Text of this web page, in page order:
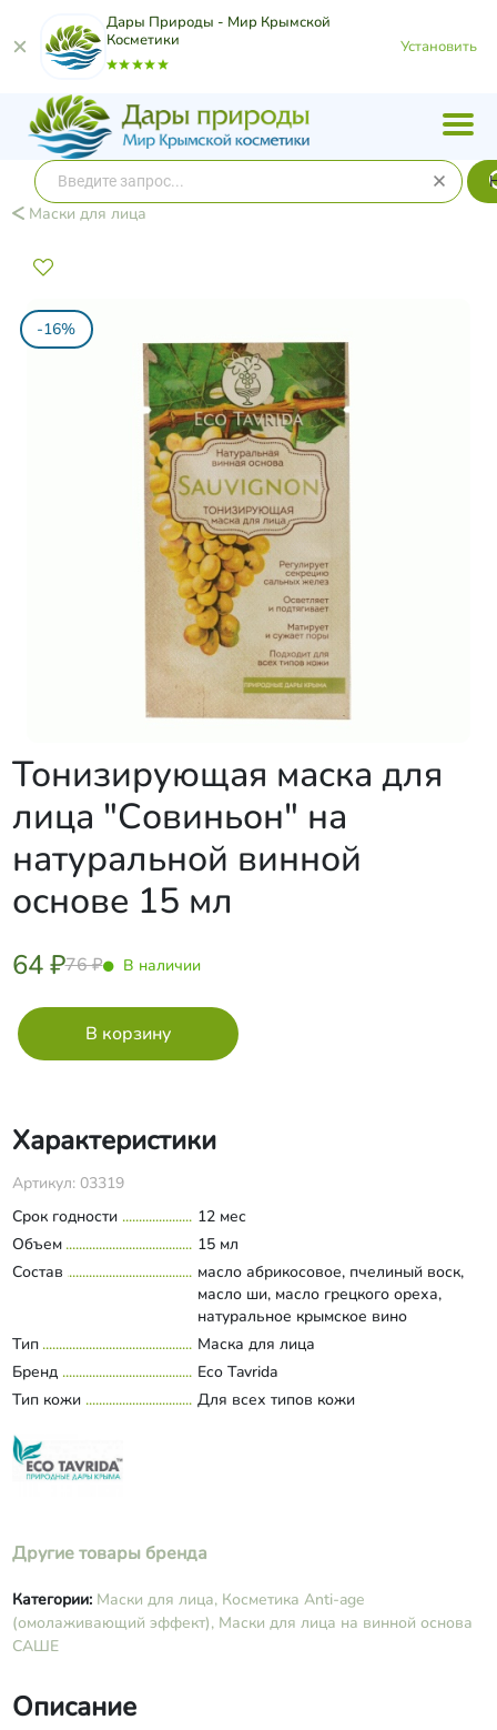
Дары Природы - Мир Крымской
Косметики
Установить
Маски для лица
-16%
Тонизирующая маска для
лица "Совиньон" на
натуральной винной
основе 15 мл
64 ₽76 ₽ В наличии
Характеристики
Артикул: 03319
Срок годности
12 мес
Объем
15 мл
Состав
масло абрикосовое, пчелиный воск,
масло ши, масло грецкого ореха,
натуральное крымское вино
«Савиньон» подготовленное,
цетиловый спирт, повалакс, экстракт
лимона, каолин, экстракт граната,
аллантоин, феноксиэтанол, вода.
Развернуть состав
Тип
Маска для лица
Бренд
Eco Tavrida
Тип кожи
Для всех типов кожи
Другие товары бренда
Категории: Маски для лица, Косметика Anti-age
(омолаживающий эффект), Маски для лица на винной основа
САШЕ
Описание